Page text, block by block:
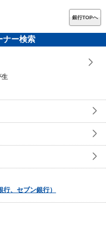
銀行TOPへ
ナー検索
、セブン銀行）